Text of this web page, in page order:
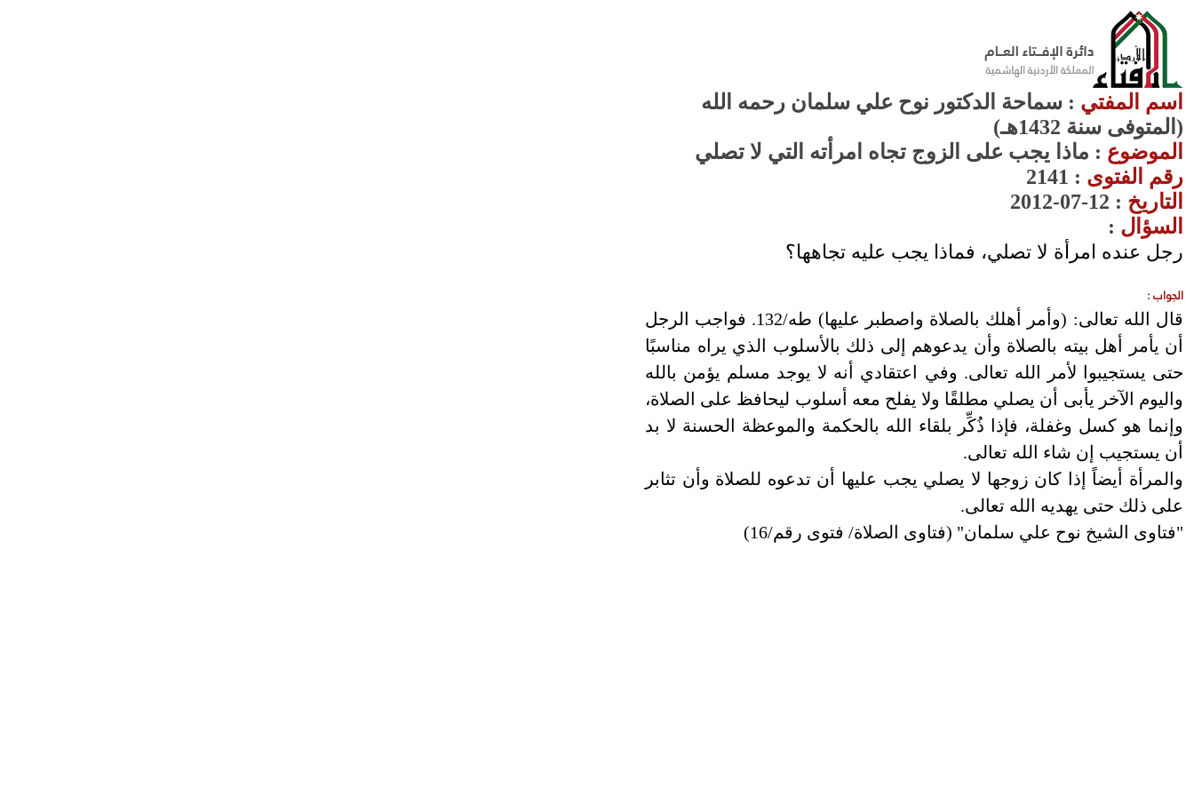
اسم المفتي : سماحة الدكتور نوح علي سلمان رحمه الله
(المتوفى سنة 1432هـ)
الموضوع : ماذا يجب على الزوج تجاه امرأته التي لا تصلي
رقم الفتوى :
2141
التاريخ : 12-07-2012
السؤال :
رجل عنده امرأة لا تصلي، فماذا يجب عليه تجاهها؟
الجواب:
قال الله تعالى: (وأمر أهلك بالصلاة واصطبر عليها) طه/132. فواجب الرجل
أن يأمر أهل بيته بالصلاة وأن يدعوهم إلى ذلك بالأسلوب الذي يراه مناسبًا
حتى يستجيبوا لأمر الله تعالى. وفي اعتقادي أنه لا يوجد مسلم يؤمن بالله
واليوم الآخر يأبى أن يصلي مطلقًا ولا يفلح معه أسلوب ليحافظ على الصلاة،
وإنما هو كسل وغفلة، فإذا ذُكِّر بلقاء الله بالحكمة والموعظة الحسنة لا بد
أن يستجيب إن شاء الله تعالى.
والمرأة أيضاً إذا كان زوجها لا يصلي يجب عليها أن تدعوه للصلاة وأن تثابر
على ذلك حتى يهديه الله تعالى.
"فتاوى الشيخ نوح علي سلمان" (فتاوى الصلاة/ فتوى رقم/16)